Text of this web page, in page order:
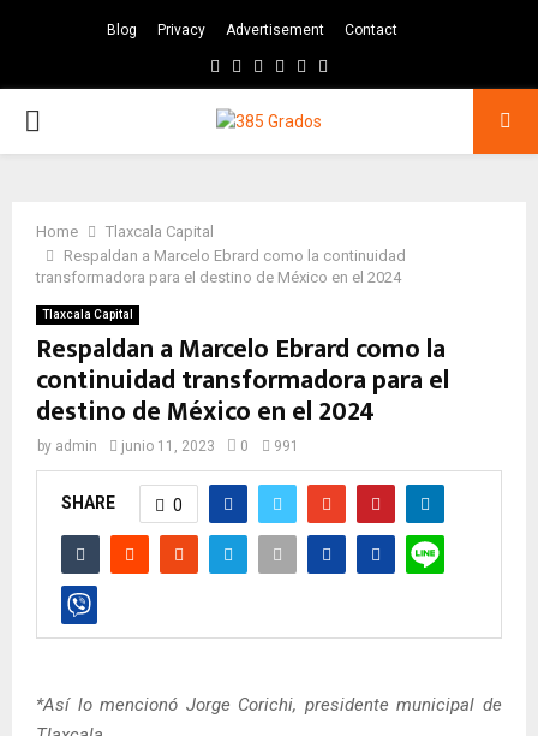
Blog Privacy Advertisement Contact
Facebook
TwitterInstagram
Pinterest
Google
PRIMARY
Home
Tlaxcala Capital
Respaldan a Marcelo Ebrard como la continuidad
transformadora para el destino de México en el 2024
Tlaxcala Capital
Respaldan a Marcelo Ebrard como la
continuidad transformadora para el
destino de México en el 2024
by admin junio 11, 2023 0 991
SHARE 0
*Así lo mencionó Jorge Corichi, presidente municipal de